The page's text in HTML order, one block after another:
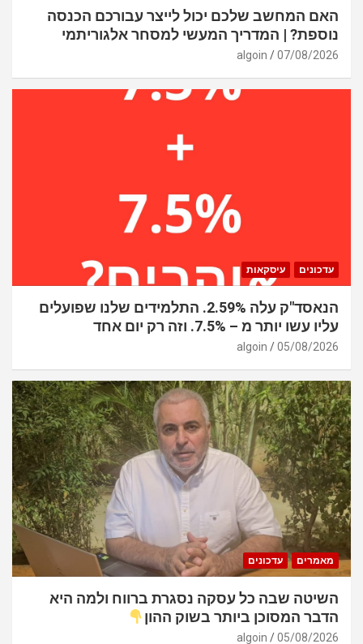
האם המחשב שלכם יכול לייצר עבורכם הכנסה
נוספת? | המדריך המעשי למסחר אלגוריתמי
07/08/2026
algoin
עדכונים עיסקאות
הנאסד"ק עלה 2.59%. התלמידים שלנו שפועלים
עליו עשו יותר מ – 7.5%. וזה רק יום אחד
05/08/2026
algoin
מאמרים עדכונים
השיטה שבה כל עסקה נסגרת ברווח ולמה היא
הדבר המסוכן ביותר בשוק ההון
05/08/2026
algoin